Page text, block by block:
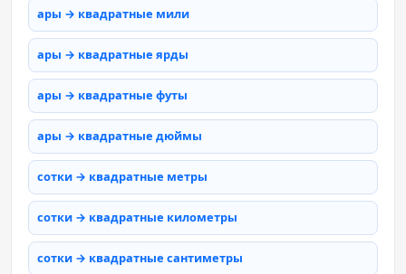
ары → квадратные мили
ары → квадратные ярды
ары → квадратные футы
ары → квадратные дюймы
сотки → квадратные метры
сотки → квадратные километры
сотки → квадратные сантиметры